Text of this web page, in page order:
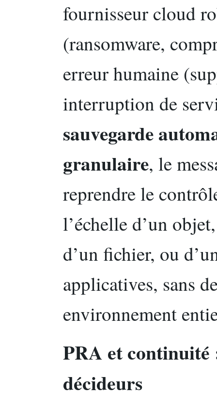
fournisseur cloud
(ransomware,
erreur humaine
interruption de
sauvegarde
granulaire, le
reprendre le
l’échelle d’un
d’un fichier, ou
applicatives, sans
environnement
PRA et continuité
décideurs